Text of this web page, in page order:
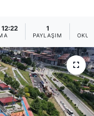
1
PAYLAŞIM